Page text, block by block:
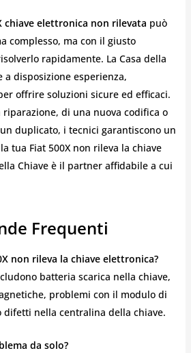
chiave elettronica non rilevata può
complesso, ma con il giusto
rapidamente. La Casa della
a disposizione esperienza,
offrire soluzioni sicure ed efficaci.
di una nuova codifica o
duplicato, i tecnici garantiscono un
tua Fiat 500X non rileva la chiave
Chiave è il partner affidabile a cui
Frequenti
non rileva la chiave elettronica?
batteria scarica nella chiave,
problemi con il modulo di
difetti nella centralina della chiave.
da solo?